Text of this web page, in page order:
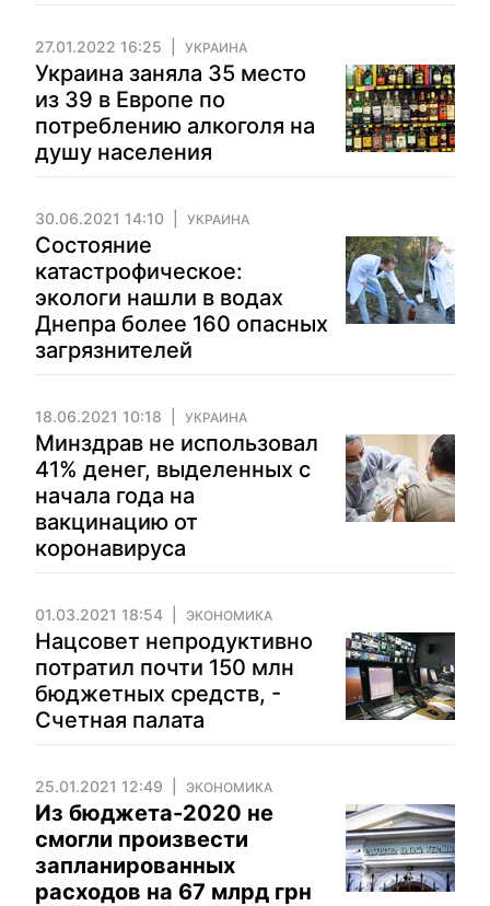
27.01.2022 16:25 УКРАИНА
Украина заняла 35 место
из 39 в Европе по
потреблению алкоголя на
душу населения
30.06.2021 14:10 УКРАИНА
Состояние
катастрофическое:
экологи нашли в водах
Днепра более 160 опасных
загрязнителей
18.06.2021 10:18 УКРАИНА
Минздрав не использовал
41% денег, выделенных с
начала года на
вакцинацию от
коронавируса
01.03.2021 18:54 ЭКОНОМИКА
Нацсовет непродуктивно
потратил почти 150 млн
бюджетных средств, -
Счетная палата
25.01.2021 12:49 ЭКОНОМИКА
Из бюджета-2020 не
смогли произвести
запланированных
расходов на 67 млрд грн